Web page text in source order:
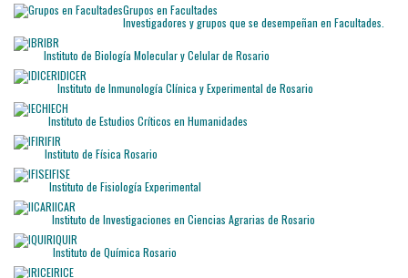
Grupos en Facultades
Investigadores y grupos que se desempeñan en Facultades.
IBR
Instituto de Biología Molecular y Celular de Rosario
IDICER
Instituto de Inmunología Clínica y Experimental de Rosario
IECH
Instituto de Estudios Críticos en Humanidades
IFIR
Instituto de Física Rosario
IFISE
Instituto de Fisiología Experimental
IICAR
Instituto de Investigaciones en Ciencias Agrarias de Rosario
IQUIR
Instituto de Química Rosario
IRICE